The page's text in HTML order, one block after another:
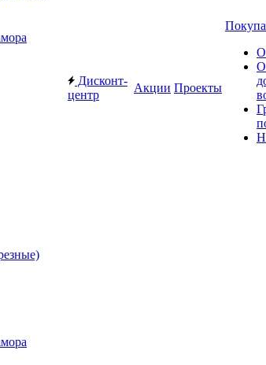
Дисконт-
центр
Акции Проекты
О